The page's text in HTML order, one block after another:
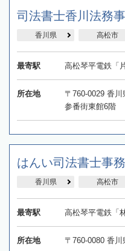
司法書士香川法務
香川県 高松市
最寄駅 高松琴平電鉄「
所在地
〒760-0029 香
参番街東館6階
はんい司法書士事
香川県 高松市
最寄駅 高松琴平電鉄「
所在地 〒760-0080 香